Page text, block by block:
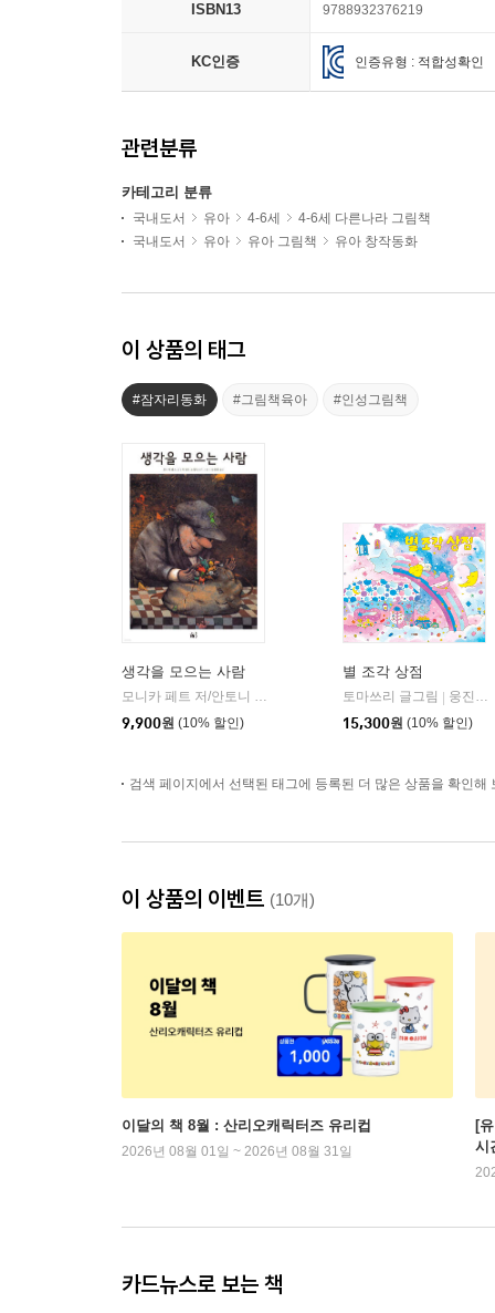
ISBN13 9788932376219
KC인증 인증유형 : 적합성확인
관련분류
카테고리 분류
국내도서 유아 4-6세
4-6세 다른나라 그림책
국내도서
유아 유아 그림책 유아 창작동화
이 상품의 태그
#잠자리동화 #그림책육아 #인성그림책
생각을 모으는 사람
모니카 페트 저/안토니 보라틴스키 그림/김경연 역 | 풀빛
9,900원 (10% 할인)
별 조각 상점
토마쓰리 글그림
웅진주니어
15,300원 (10% 할인)
검색 페이지에서 선택된 태그에 등록된 더 많은 상품을 확인해
이 상품의 이벤트 (10개)
이달의 책 8월 : 산리오캐릭터즈 유리컵
2026년 08월 01일 ~ 2026년 08월 31일
[
시
카드뉴스로 보는 책